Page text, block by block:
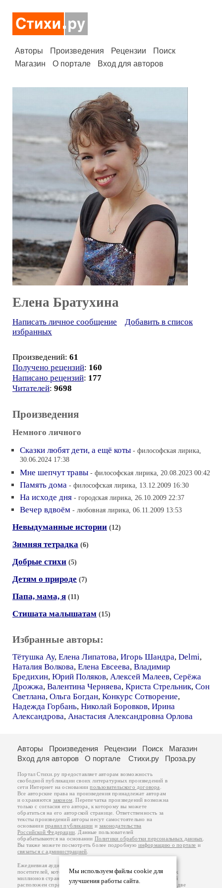
Авторы Произведения Рецензии
Поиск
Магазин
О портале Вход для авторов
Елена Братухина
Написать личное сообщение
Добавить в список
избранных
Произведений: 61
Получено рецензий: 160
Написано рецензий: 177
Читателей: 9698
Произведения
Немного личного
Сказки любят дети, а ещё коты - философская лирика,
30.06.2024 17:38
Мне шепчут травы - философская лирика, 20.08.2023 00:42
Память дома - философская лирика, 13.12.2009 16:30
На исходе дня - городская лирика, 26.10.2009 22:37
Вечер вдвоём - любовная лирика, 06.11.2009 13:53
Невыдуманные истории (12)
Зимняя тетрадка (6)
Добрые стихи (5)
Детям о природе (7)
Папа, мама, я (11)
Стишата малышатам (15)
Избранные авторы:
Тётушка Ау, Елена Липатова, Игорь Шандра, Delmi,
Наталия Волкова, Елена Евсеева, Владимир
Бредихин, Юрий Поляков, Алексей Малеев, Серёжа
Дрожжа, Валентина Черняева, Криста Стрельник, Сон
Светлана, Ольга Богдан, Конкурс Сотворение,
Надежда Горбань, Николай Боровков, Ирина
Александрова, Анастасия Александровна Орлова
Мы используем файлы cookie для
улучшения работы сайта.
Авторы Произведения Рецензии Поиск
Магазин
Вход для авторов
О портале Стихи.ру Проза.ру
Портал Стихи.ру предоставляет авторам возможность
свободной публикации своих литературных произведений в
сети Интернет на основаниипользовательского договора
Все авторские права на произведения принадлежат авторам
и охраняются законом . Перепечатка произведений возможна
только с согласия его автора, к которому вы можете
обратиться на его авторской странице. Ответственность за
тексты произведений авторы несут самостоятельно на
основанииправил публикации изаконодательства
Российской Федерации . Данные пользователей
обрабатываются на основании Политики обработки персональных данных
Вы также можете посмотреть более подробную информацию о портале и
связаться с администрацией
Ежедневная аудитория портала Стихи.ру – порядка 200 тысяч
посетителей, которые в общей сумме просматривают более двух
миллионов страниц по данным счетчика посещаемости, который
расположен справа от этого текста. В каждой графе указано по две